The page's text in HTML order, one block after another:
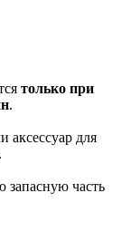
только при
.
аксессуар для
запасную часть